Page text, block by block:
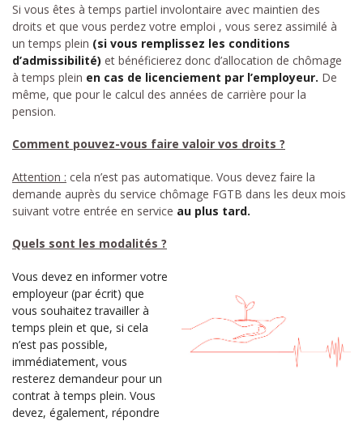
Si vous êtes à temps partiel involontaire avec maintien des
droits et que vous perdez votre emploi , vous serez assimilé à
un temps plein (si vous remplissez les conditions
d’admissibilité) et bénéficierez donc d’allocation de chômage
à temps plein en cas de licenciement par l’employeur. De
même, que pour le calcul des années de carrière pour la
pension.
Comment pouvez-vous faire valoir vos droits ?
Attention : cela n’est pas automatique. Vous devez faire la
demande auprès du service chômage FGTB dans les deux mois
suivant votre entrée en service au plus tard.
Quels sont les modalités ?
Vous devez en informer votre
employeur (par écrit) que
vous souhaitez travailler à
temps plein et que, si cela
n’est pas possible,
immédiatement, vous
resterez demandeur pour un
contrat à temps plein. Vous
devez, également, répondre